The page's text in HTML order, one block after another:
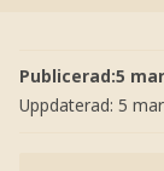
Publicerad:5
Uppdaterad: 5